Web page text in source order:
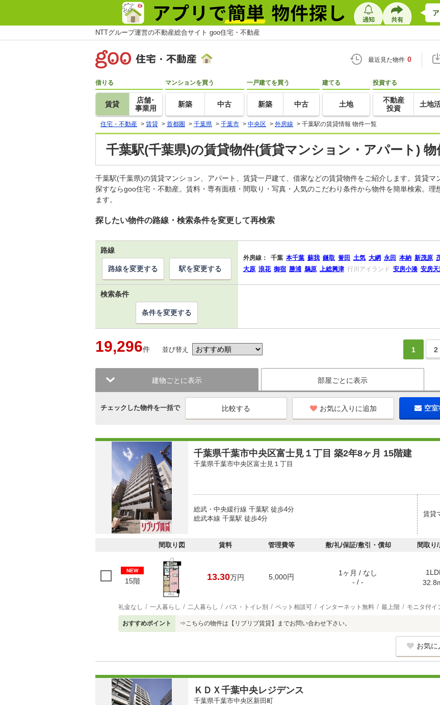
NTTグループ運営の不動産総合サイト goo住宅・不動産
最近見た物件 0
借りる
賃貸
店舗･
事業用
マンションを買う
新築 中古
一戸建てを買う
新築 中古
建てる
土地
投資する
不動産
投資
土地
住宅・不動産 > 賃貸 > 首都圏 > 千葉県 > 千葉市 > 中央区 > 外房線 > 千葉駅の賃貸情報 物件一覧
千葉駅(千葉県)の賃貸物件(賃貸マンション・アパート) 物
千葉駅(千葉県)の賃貸マンション、アパート、賃貸一戸建て、借家などの賃貸物件をご紹介します。賃貸
探すならgoo住宅・不動産。賃料・専有面積・間取り・写真・人気のこだわり条件から物件を簡単検索。
ます。
探したい物件の路線・検索条件を変更して再検索
路線
外房線： 千葉 本千葉 蘇我 鎌取 誉田 土気 大網 永田 本納 新茂原
大原 浪花 御宿 勝浦 鵜原 上総興津 行川アイランド 安房小湊 安房
路線を変更する 駅を変更する
検索条件
条件を変更する
19,296件 並び替え 1 2
建物ごとに表示 部屋ごとに表示
チェックした物件を一括で お気に入りに追加 空
千葉県千葉市中央区富士見１丁目 築2年8ヶ月 15階建
千葉県千葉市中央区富士見１丁目
総武・中央緩行線 千葉駅 徒歩4分
総武本線 千葉駅 徒歩4分
賃貸
間取り図 賃料 管理費等 敷/礼/保証/敷引・償却 間取り/
NEW
15階 13.30万円 5,000円
1ヶ月 / なし
- / -
礼金なし 一人暮らし 二人暮らし バス・トイレ別 ペット相談可 インターネット無料 最上階 モニタ付イ
おすすめポイント ⇒こちらの物件は【リブリブ賃貸】までお問い合わせ下さい。
お気に
ＫＤＸ千葉中央レジデンス
千葉県千葉市中央区新田町